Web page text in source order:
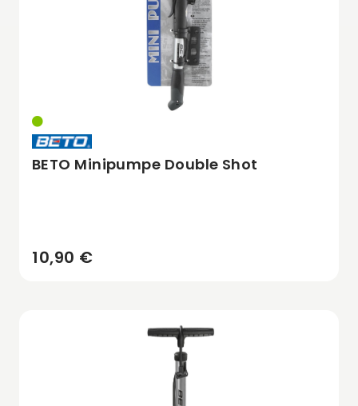
BETO Minipumpe Double Shot
10,90 €